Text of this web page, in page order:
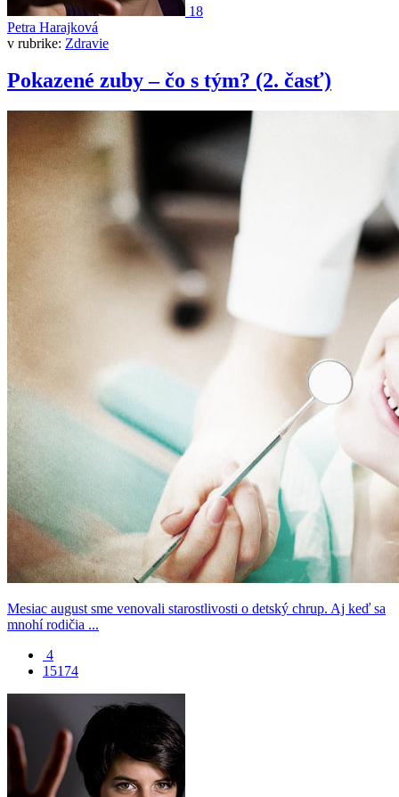
18
Petra Harajková
v rubrike: Zdravie
Pokazené zuby – čo s tým? (2. časť)
Mesiac august sme venovali starostlivosti o detský chrup. Aj keď sa
mnohí rodičia ...
4
15174